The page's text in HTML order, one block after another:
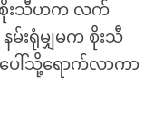
စိုးသီဟက လက်
မ်းရုံမျှမက စိုးသီ
ါ်သို့ရောက်လာကာ